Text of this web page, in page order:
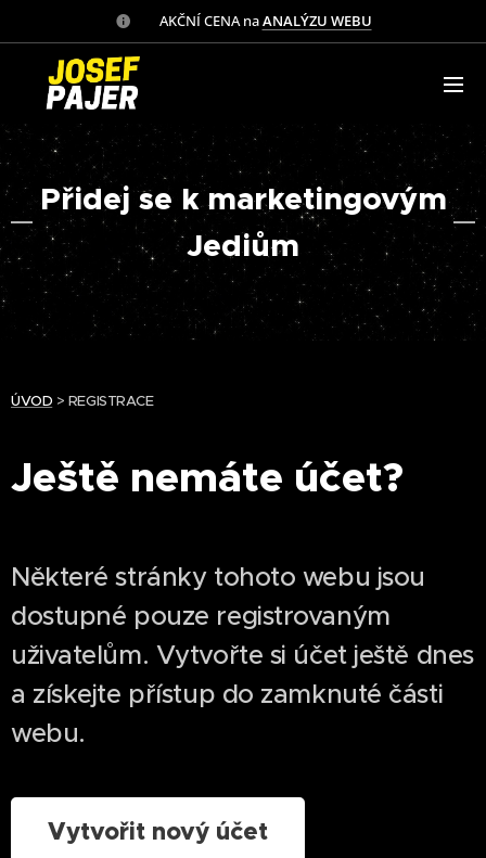
✅ AKČNÍ CENA naANALÝZU WEBU
Přidej se k marketingovým
Jediům
ÚVOD > REGISTRACE
Ještě nemáte účet?
Některé stránky tohoto webu jsou
dostupné pouze registrovaným
uživatelům. Vytvořte si účet ještě dnes
a získejte přístup do zamknuté části
webu.
Vytvořit nový účet